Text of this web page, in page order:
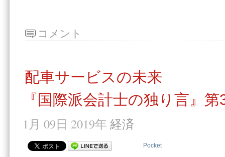
コメント
配車サービスの未来
『国際派会計士の独り言』第
1月 09日 2019年 経済
Pocket